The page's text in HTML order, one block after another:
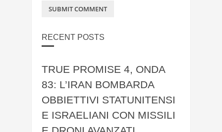
RECENT POSTS
TRUE PROMISE 4, ONDA
83: L’IRAN BOMBARDA
OBBIETTIVI STATUNITENSI
E ISRAELIANI CON MISSILI